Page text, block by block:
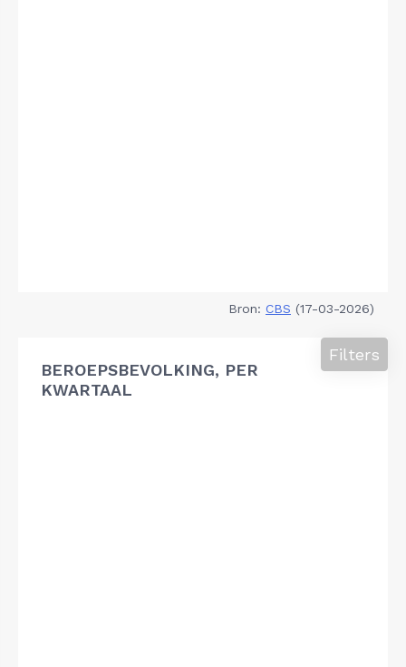
Bron: CBS (17-03-2026)
BEROEPSBEVOLKING, PER
KWARTAAL
Filters